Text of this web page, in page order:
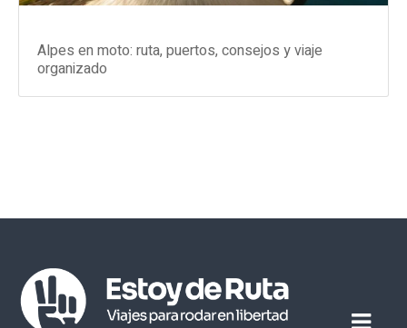
Alpes en moto: ruta, puertos, consejos y viaje
organizado